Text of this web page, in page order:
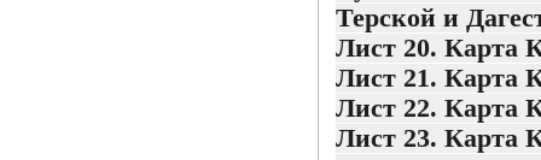
Терской и
Лист 20. Карта
Лист 21. Карта
Лист 22. Карта
Лист 23. Карта